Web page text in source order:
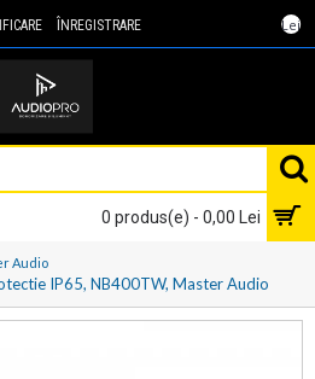
Lei
ÎNREGISTRARE
0 produs(e) - 0,00 Lei
Audio
IP65, NB400TW, Master Audio